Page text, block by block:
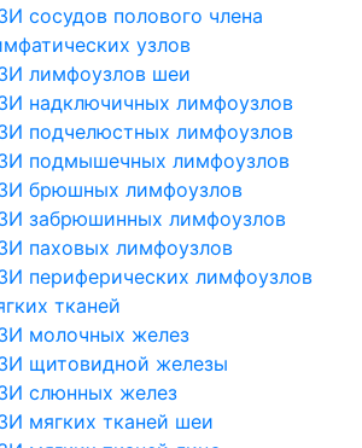
сосудов полового члена
узлов
лимфоузлов шеи
надключичных лимфоузлов
подчелюстных лимфоузлов
подмышечных лимфоузлов
брюшных лимфоузлов
забрюшинных лимфоузлов
паховых лимфоузлов
периферических лимфоузлов
тканей
молочных желез
щитовидной железы
слюнных желез
мягких тканей шеи